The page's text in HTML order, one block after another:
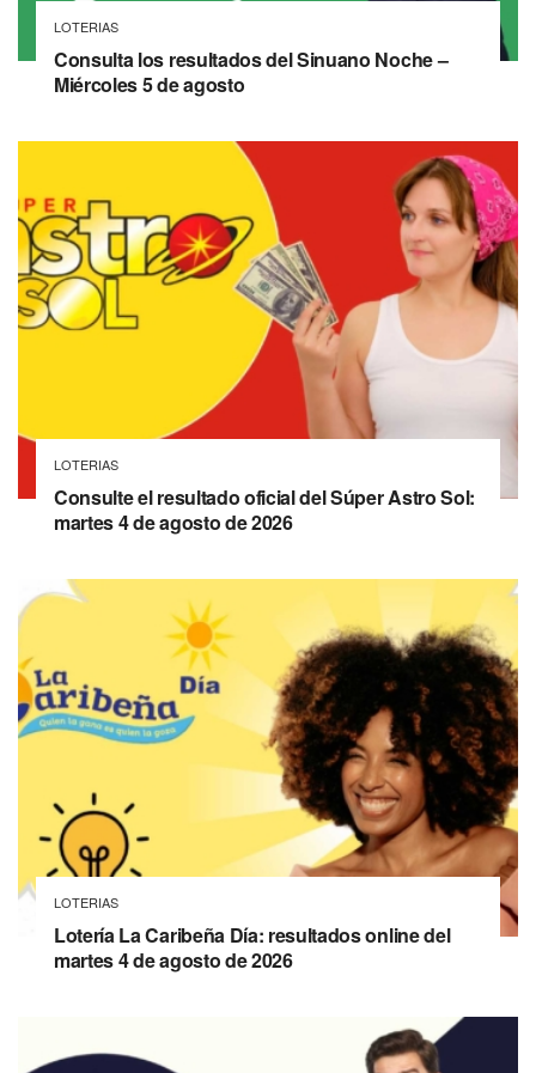
LOTERIAS
Consulta los resultados del Sinuano Noche –
Miércoles 5 de agosto
LOTERIAS
Consulte el resultado oficial del Súper Astro Sol:
martes 4 de agosto de 2026
LOTERIAS
Lotería La Caribeña Día: resultados online del
martes 4 de agosto de 2026